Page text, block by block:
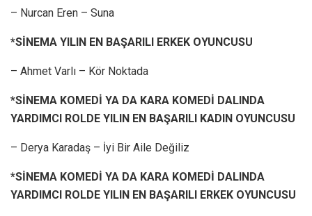
– Nurcan Eren – Suna
*SİNEMA YILIN EN BAŞARILI ERKEK OYUNCUSU
– Ahmet Varlı – Kör Noktada
*SİNEMA KOMEDİ YA DA KARA KOMEDİ DALINDA
YARDIMCI ROLDE YILIN EN BAŞARILI KADIN OYUNCUSU
– Derya Karadaş – İyi Bir Aile Değiliz
*SİNEMA KOMEDİ YA DA KARA KOMEDİ DALINDA
YARDIMCI ROLDE YILIN EN BAŞARILI ERKEK OYUNCUSU